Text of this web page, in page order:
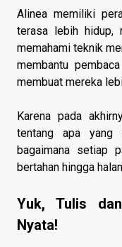
Alinea memiliki
terasa lebih hidup,
memahami teknik
membantu
membuat mereka
Karena pada
tentang apa yang
bagaimana setiap
bertahan hingga
Yuk, Tulis
Nyata!